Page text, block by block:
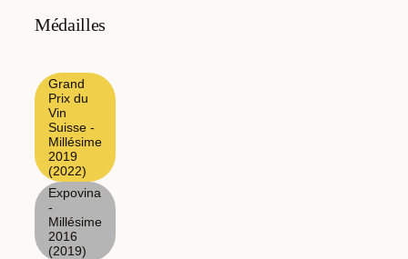
Médailles
Grand
Prix du
Vin
Suisse -
Millésime
2019
(2022)
Expovina
-
Millésime
2016
(2019)